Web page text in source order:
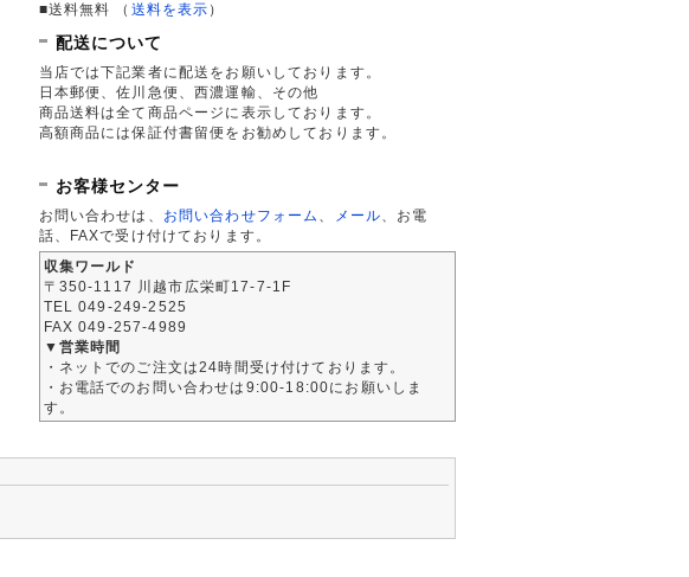
■送料無料
（ 送料を表示 ）
配送について
当店では下記業者に配送をお願いしております。
日本郵便、佐川急便、西濃運輸、その他
商品送料は全て商品ページに表示しております。
高額商品には保証付書留便をお勧めしております。
お客様センター
お問い合わせは、 お問い合わせフォーム メール 、お電
話、FAXで受け付けております。
収集ワールド
〒350-1117 川越市広栄町17-7-1F
TEL 049-249-2525
FAX 049-257-4989
▼営業時間
・ネットでのご注文は24時間受け付けております。
・お電話でのお問い合わせは9:00-18:00にお願いしま
す。